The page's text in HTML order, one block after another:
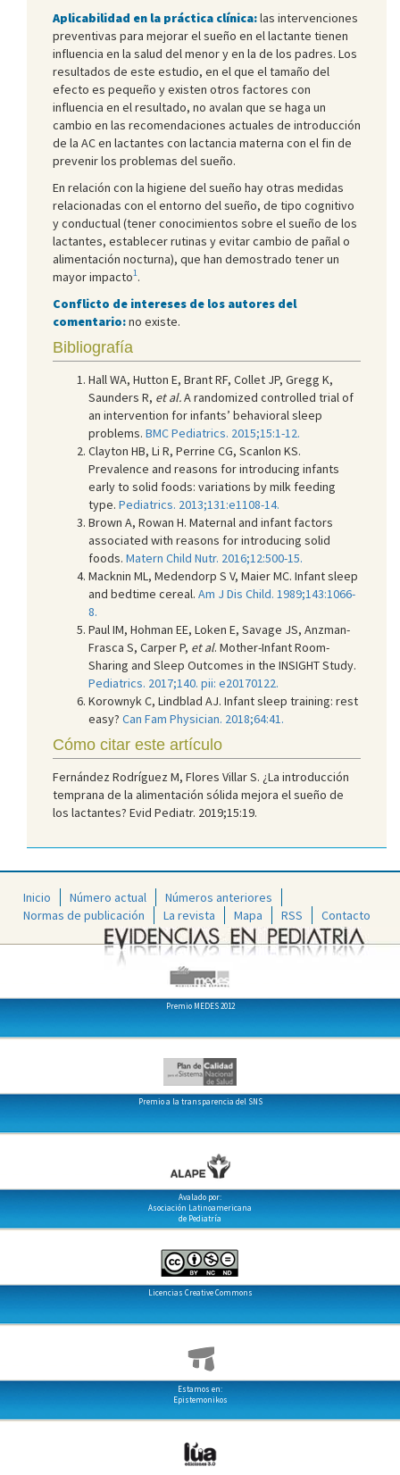
Aplicabilidad en la práctica clínica:las intervenciones
preventivas para mejorar el sueño en el lactante tienen
influencia en la salud del menor y en la de los padres. Los
resultados de este estudio, en el que el tamaño del
efecto es pequeño y existen otros factores con
influencia en el resultado, no avalan que se haga un
cambio en las recomendaciones actuales de introducción
de la AC en lactantes con lactancia materna con el fin de
prevenir los problemas del sueño.
En relación con la higiene del sueño hay otras medidas
relacionadas con el entorno del sueño, de tipo cognitivo
y conductual (tener conocimientos sobre el sueño de los
lactantes, establecer rutinas y evitar cambio de pañal o
alimentación nocturna), que han demostrado tener un
mayor impacto1.
Conflicto de intereses de los autores del
comentario:no existe.
Bibliografía
Hall WA, Hutton E, Brant RF, Collet JP, Gregg K,
Saunders R, et al.A randomized controlled trial of
an intervention for infants’ behavioral sleep
problems. BMC Pediatrics. 2015;15:1-12.
Clayton HB, Li R, Perrine CG, Scanlon KS.
Prevalence and reasons for introducing infants
early to solid foods: variations by milk feeding
type. Pediatrics. 2013;131:e1108-14.
Brown A, Rowan H. Maternal and infant factors
associated with reasons for introducing solid
foods. Matern Child Nutr. 2016;12:500-15.
Macknin ML, Medendorp S V, Maier MC. Infant sleep
and bedtime cereal. Am J Dis Child. 1989;143:1066-
8.
Paul IM, Hohman EE, Loken E, Savage JS, Anzman-
Frasca S, Carper P, et al. Mother-Infant Room-
Sharing and Sleep Outcomes in the INSIGHT Study.
Pediatrics. 2017;140. pii: e20170122.
Korownyk C, Lindblad AJ. Infant sleep training: rest
easy? Can Fam Physician. 2018;64:41.
Cómo citar este artículo
Fernández Rodríguez M, Flores Villar S. ¿La introducción
temprana de la alimentación sólida mejora el sueño de
los lactantes? Evid Pediatr. 2019;15:19.
Inicio Número actual
Números anteriores
Normas de publicación
La revista Mapa RSS Contacto
Premio MEDES 2012
Premio a la transparencia del SNS
Avalado por:
Asociación Latinoamericana
de Pediatría
Licencias Creative Commons
Estamos en:
Epistemonikos